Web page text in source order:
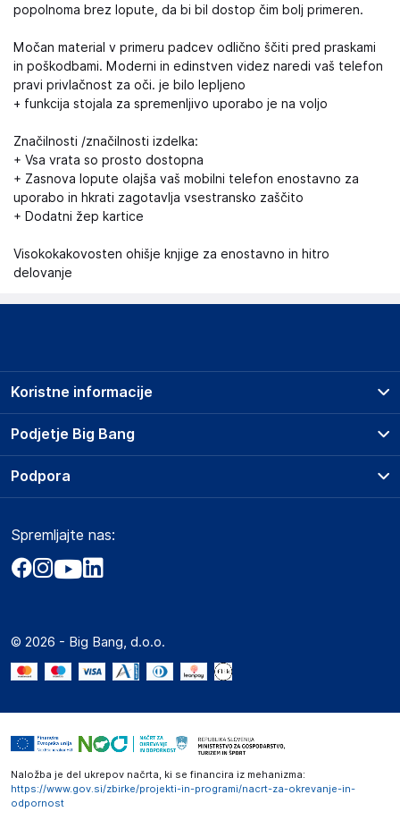
popolnoma brez lopute, da bi bil dostop čim bolj primeren.
Močan material v primeru padcev odlično ščiti pred praskami
in poškodbami. Moderni in edinstven videz naredi vaš telefon
pravi privlačnost za oči. je bilo lepljeno
+ funkcija stojala za spremenljivo uporabo je na voljo
Značilnosti /značilnosti izdelka:
+ Vsa vrata so prosto dostopna
+ Zasnova lopute olajša vaš mobilni telefon enostavno za
uporabo in hkrati zagotavlja vsestransko zaščito
+ Dodatni žep kartice
Visokokakovosten ohišje knjige za enostavno in hitro
delovanje
Podjetje Big Bang
O podjetju
Obvestila za javnost
Akt o digitalnih storitvah
Marketplace za partnerje
Novosti
Koristne informacije
Prodajna mesta
Storitve
Dostava, vnos in odvoz
Zavarovanje izdelkov
Podpora
Marketplace
Kako oddati naročilo?
Spremljajte nas:
© 2026 - Big Bang, d.o.o.
Naložba je del ukrepov načrta, ki se financira iz mehanizma:
https://www.gov.si/zbirke/projekti-in-programi/nacrt-za-okrevanje-in-
odpornost